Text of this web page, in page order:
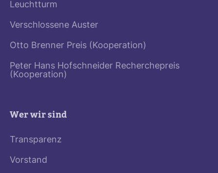
Leuchtturm
Verschlossene Auster
Otto Brenner Preis (Kooperation)
Peter Hans Hofschneider Recherchepreis
(Kooperation)
Wer wir sind
Transparenz
Vorstand